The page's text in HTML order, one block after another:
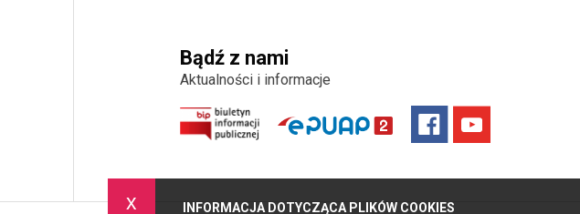
x INFORMACJA DOTYCZĄCA PLIKÓW COOKIES
Bądź z nami
Aktualności i informacje